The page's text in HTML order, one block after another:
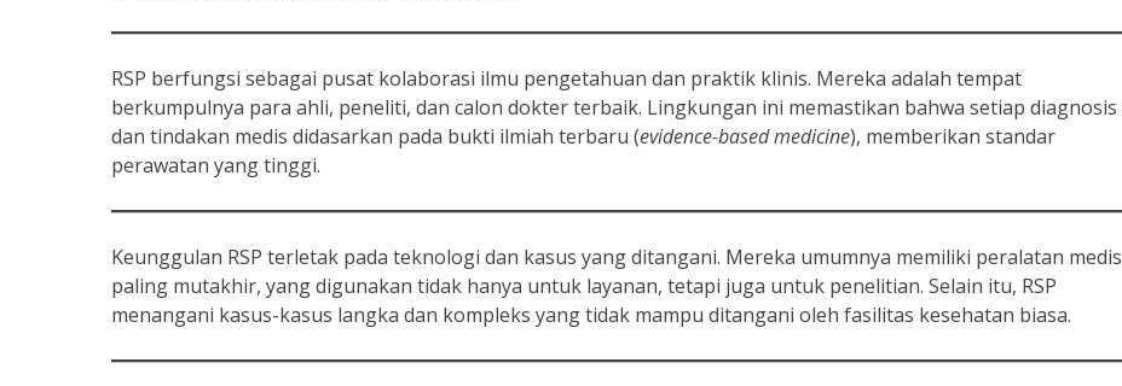
RSP berfungsi sebagai pusat kolaborasi ilmu pengetahuan dan praktik klinis. Mereka adalah tempat
berkumpulnya para ahli, peneliti, dan calon dokter terbaik. Lingkungan ini memastikan bahwa setiap diagnosis
dan tindakan medis didasarkan pada bukti ilmiah terbaru (evidence-based medicine), memberikan standar
perawatan yang tinggi.
Keunggulan RSP terletak pada teknologi dan kasus yang ditangani. Mereka umumnya memiliki peralatan medis
paling mutakhir, yang digunakan tidak hanya untuk layanan, tetapi juga untuk penelitian. Selain itu, RSP
menangani kasus-kasus langka dan kompleks yang tidak mampu ditangani oleh fasilitas kesehatan biasa.